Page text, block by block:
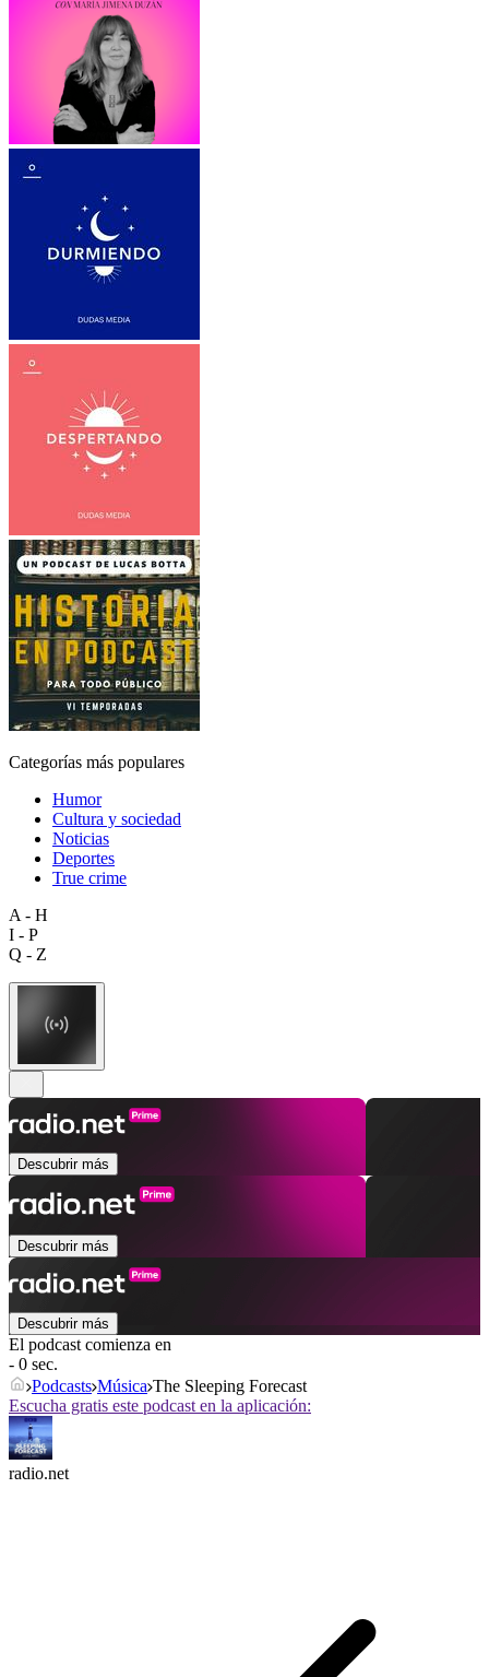
Categorías más populares
Humor
Cultura y sociedad
Noticias
Deportes
True crime
A - H
I - P
Q - Z
Descubrir más
Descubrir más
Descubrir más
El podcast comienza en
- 0 sec.
Podcasts Música The Sleeping Forecast
Escucha gratis este podcast en la aplicación:
radio.net